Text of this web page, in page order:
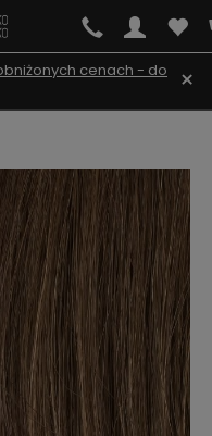
cenach - do
×